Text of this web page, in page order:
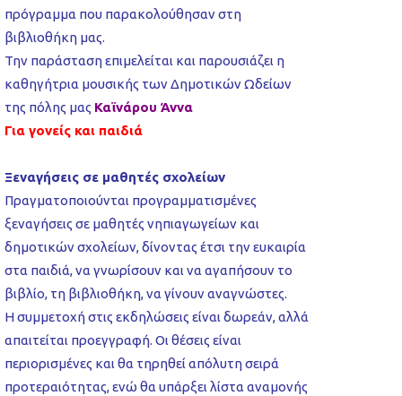
πρόγραμμα που παρακολούθησαν στη
βιβλιοθήκη μας.
Την παράσταση επιμελείται και παρουσιάζει η
καθηγήτρια μουσικής των Δημοτικών Ωδείων
της πόλης μας Καϊνάρου Άννα
Για γονείς και παιδιά
Ξεναγήσεις σε μαθητές σχολείων
Πραγματοποιούνται προγραμματισμένες
ξεναγήσεις σε μαθητές νηπιαγωγείων και
δημοτικών σχολείων, δίνοντας έτσι την ευκαιρία
στα παιδιά, να γνωρίσουν και να αγαπήσουν το
βιβλίο, τη βιβλιοθήκη, να γίνουν αναγνώστες.
Η συμμετοχή στις εκδηλώσεις είναι δωρεάν, αλλά
απαιτείται προεγγραφή. Οι θέσεις είναι
περιορισμένες και θα τηρηθεί απόλυτη σειρά
προτεραιότητας, ενώ θα υπάρξει λίστα αναμονής